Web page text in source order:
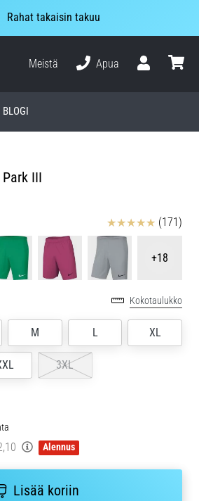
Rahat takaisin takuu
Meistä
Apua
BLOGI
III
Arvostelut (171)
+18
Kokotaulukko
M L XL
3XL
Alennus
Lisää koriin